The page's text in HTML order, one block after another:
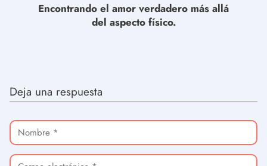
Encontrando el amor verdadero más allá
del aspecto físico.
Deja una respuesta